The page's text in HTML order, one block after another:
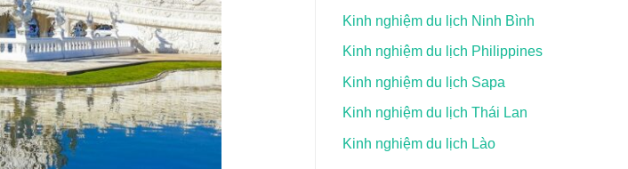
Kinh nghiệm du lịch Ninh Bình
Kinh nghiệm du lịch Philippines
Kinh nghiệm du lịch Sapa
Kinh nghiệm du lịch Thái Lan
Kinh nghiệm du lịch Lào